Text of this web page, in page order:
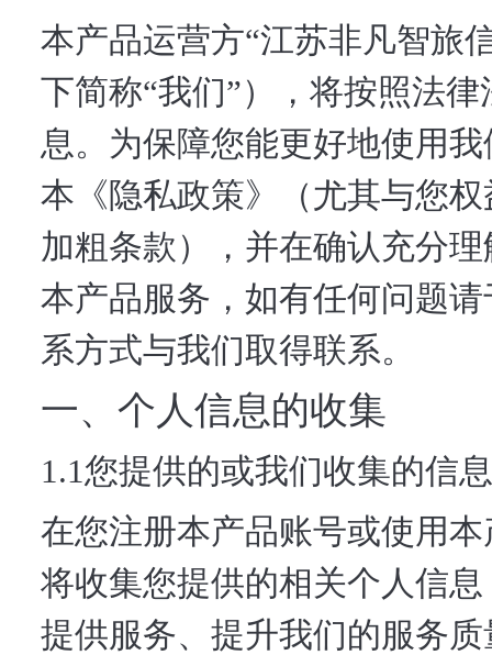
本产品运营方“江苏非凡智旅
下简称“我们”），将按照法
息。为保障您能更好地使用
本《隐私政策》（尤其与您
加粗条款），并在确认充分
本产品服务，如有任何问题
系方式与我们取得联系。
一、个人信息的收集
1.1您提供的或我们收集的信息
在您注册本产品账号或使用
将收集您提供的相关个人信
提供服务、提升我们的服务